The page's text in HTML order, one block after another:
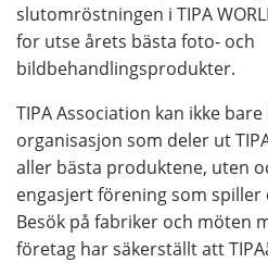
slutomröstningen i TIPA
for utse årets bästa foto- och
bildbehandlingsprodukter.
TIPA Association kan ikke
organisasjon som deler ut
aller bästa produktene, uten
engasjert förening som
Besök på fabriker och möten
företag har säkerställt att